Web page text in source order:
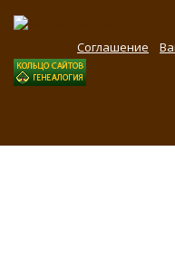
Соглашение